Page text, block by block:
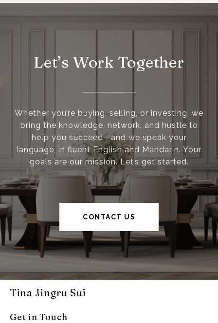
Let’s Work Together
Whether you’re buying, selling, or investing, we
bring the knowledge, network, and hustle to
help you succeed—and we speak your
language, in fluent English and Mandarin. Your
goals are our mission. Let’s get started.
CONTACT US
Tina Jingru Sui
Get in Touch